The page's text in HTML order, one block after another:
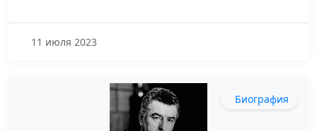
11 июля 2023
Биография